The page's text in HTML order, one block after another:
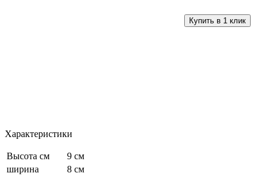
Характеристики
Высота см
9 см
ширина
8 см